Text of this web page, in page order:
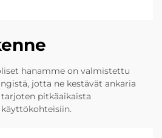
hanamme on valmistettu
jotta ne kestävät ankaria
pitkäaikaista